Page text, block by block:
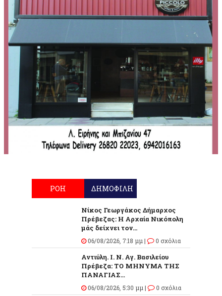
ΡΟΗ ΔΗΜΟΦΙΛΗ
Νίκος Γεωργάκος Δήμαρχος
Πρέβεζας: Η Αρχαία Νικόπολη
μάς δείχνει τον...
06/08/2026, 7:18 μμ | 0 σχόλια
Αντιύλη. Ι. Ν. Αγ. Βασιλείου
Πρέβεζα: ΤΟ ΜΗΝΥΜΑ ΤΗΣ
ΠΑΝΑΓΙΑΣ...
06/08/2026, 5:30 μμ | 0 σχόλια